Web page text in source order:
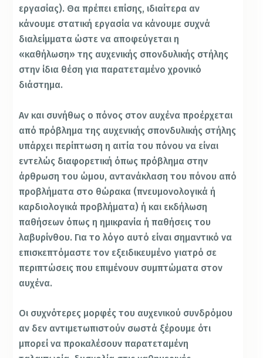
εργασίας). Θα πρέπει επίσης, ιδιαίτερα αν
κάνουμε στατική εργασία να κάνουμε συχνά
διαλείμματα ώστε να αποφεύγεται η
«καθήλωση» της αυχενικής σπονδυλικής στήλης
στην ίδια θέση για παρατεταμένο χρονικό
διάστημα.
Αν και συνήθως ο πόνος στον αυχένα προέρχεται
από πρόβλημα της αυχενικής σπονδυλικής στήλης
υπάρχει περίπτωση η αιτία του πόνου να είναι
εντελώς διαφορετική όπως πρόβλημα στην
άρθρωση του ώμου, αντανάκλαση του πόνου από
προβλήματα στο θώρακα (πνευμονολογικά ή
καρδιολογικά προβλήματα) ή και εκδήλωση
παθήσεων όπως η ημικρανία ή παθήσεις του
λαβυρίνθου. Για το λόγο αυτό είναι σημαντικό να
επισκεπτόμαστε τον εξειδικευμένο γιατρό σε
περιπτώσεις που επιμένουν συμπτώματα στον
αυχένα.
Οι συχνότερες μορφές του αυχενικού συνδρόμου
αν δεν αντιμετωπιστούν σωστά ξέρουμε ότι
μπορεί να προκαλέσουν παρατεταμένη